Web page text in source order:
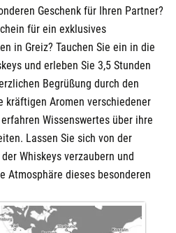
Geschenk für Ihren Partner?
für ein exklusives
in Greiz? Tauchen Sie ein in die
und erleben Sie 3,5 Stunden
Begrüßung durch den
kräftigen Aromen verschiedener
Wissenswertes über ihre
Lassen Sie sich von der
Whiskeys verzaubern und
Atmosphäre dieses besonderen